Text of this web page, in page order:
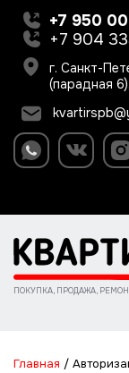
+7 950
+7 904
г. Санкт-
(парадная
ПОКУПКА, ПРОДАЖА,
Главная /